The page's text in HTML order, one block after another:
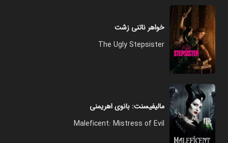
خواهر ناتنی زشت
The Ugly Stepsister
مالیفیسنت: بانوی اهریمنی
Maleficent: Mistress of Evil